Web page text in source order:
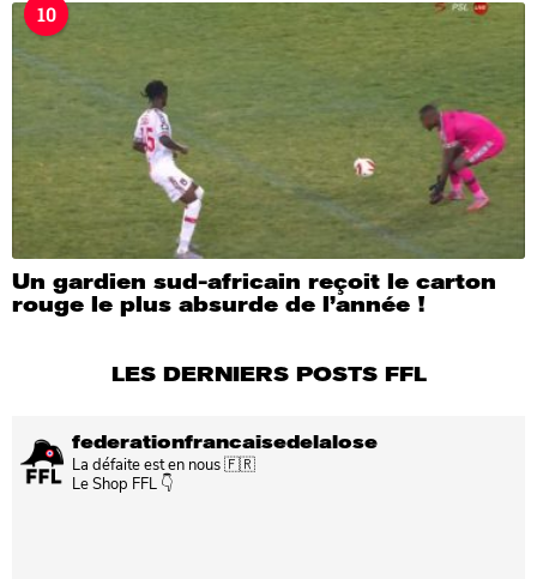
10
Un gardien sud-africain reçoit le carton
rouge le plus absurde de l’année !
LES DERNIERS POSTS FFL
federationfrancaisedelalose
La défaite est en nous 🇫🇷
Le Shop FFL 👇